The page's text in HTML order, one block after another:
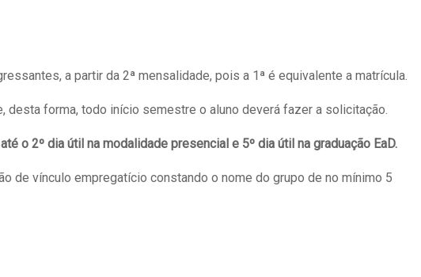
a partir da 2ª mensalidade, pois a 1ª é equivalente a matrícula.
forma, todo início semestre o aluno deverá fazer a solicitação.
o 2º dia útil na modalidade presencial e 5º dia útil na graduação EaD.
de vínculo empregatício constando o nome do grupo de no mínimo 5